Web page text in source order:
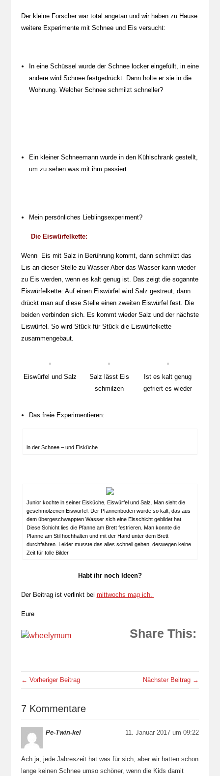
Der kleine Forscher war total angetan und wir haben zu Hause
weitere Experimente mit Schnee und Eis versucht:
In eine Schüssel wurde der Schnee locker eingefüllt, in eine
andere wird Schnee festgedrückt. Dann holte er sie in die
Wohnung. Welcher Schnee schmilzt schneller?
Ein kleiner Schneemann wurde in den Kühlschrank gestellt,
um zu sehen was mit ihm passiert.
Mein persönliches Lieblingsexperiment?
Die Eiswürfelkette:
Wenn Eis mit Salz in Berührung kommt, dann schmilzt das
Eis an dieser Stelle zu Wasser Aber das Wasser kann wieder
zu Eis werden, wenn es kalt genug ist. Das zeigt die sogannte
Eiswürfelkette: Auf einen Eiswürfel wird Salz gestreut, dann
drückt man auf diese Stelle einen zweiten Eiswürfel fest. Die
beiden verbinden sich. Es kommt wieder Salz und der nächste
Eiswürfel. So wird Stück für Stück die Eiswürfelkette
zusammengebaut.
Eiswürfel und Salz
Salz lässt Eis
schmilzen
Ist es kalt genug
gefriert es wieder
Das freie Experimentieren:
in der Schnee – und Eisküche
Junior kochte in seiner Eisküche, Eiswürfel und Salz. Man sieht die
geschmolzenen Eiswürfel. Der Pfannenboden wurde so kalt, das aus
dem übergeschwappten Wasser sich eine Eisschicht gebildet hat.
Diese Schicht lies die Pfanne am Brett festrieren. Man konnte die
Pfanne am Stil hochhalten und mit der Hand unter dem Brett
durchfahren. Leider musste das alles schnell gehen, deswegen keine
Zeit für tolle Bilder
Habt ihr noch Ideen?
Der Beitrag ist verlinkt bei mittwochs mag ich.
Eure
Share This:
← Vorheriger Beitrag Nächster Beitrag →
7 Kommentare
Pe-Twin-kel 11. Januar 2017 um 09:22
Ach ja, jede Jahreszeit hat was für sich, aber wir hatten schon
lange keinen Schnee umso schöner, wenn die Kids damit